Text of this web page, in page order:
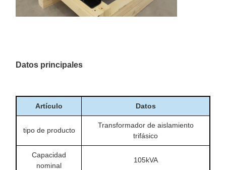
Datos principales
Artículo Datos
tipo de producto
Transformador de aislamiento
trifásico
Capacidad
nominal
105kVA